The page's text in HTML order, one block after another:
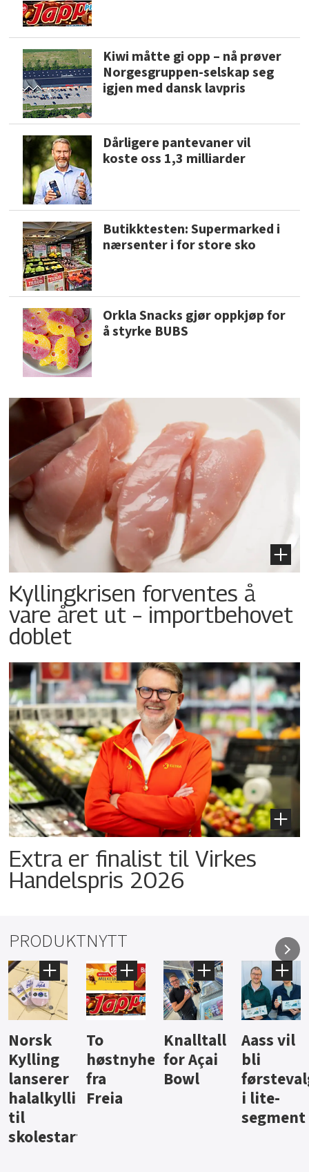
Kiwi måtte gi opp – nå prøver
Norgesgruppen-selskap seg
igjen med dansk lavpris
Dårligere pantevaner vil
koste oss 1,3 milliarder
Butikktesten: Supermarked i
nærsenter i for store sko
Orkla Snacks gjør oppkjøp for
å styrke BUBS
Kyllingkrisen forventes å
vare året ut – importbehovet
doblet
Extra er finalist til Virkes
Handelspris 2026
PRODUKTNYTT
Knalltall
for Açai
Bowl
Aass vil
bli
førstevalg
i lite-
Brus og
jus fra
Berentsen
Hard
iste fra
Hansa